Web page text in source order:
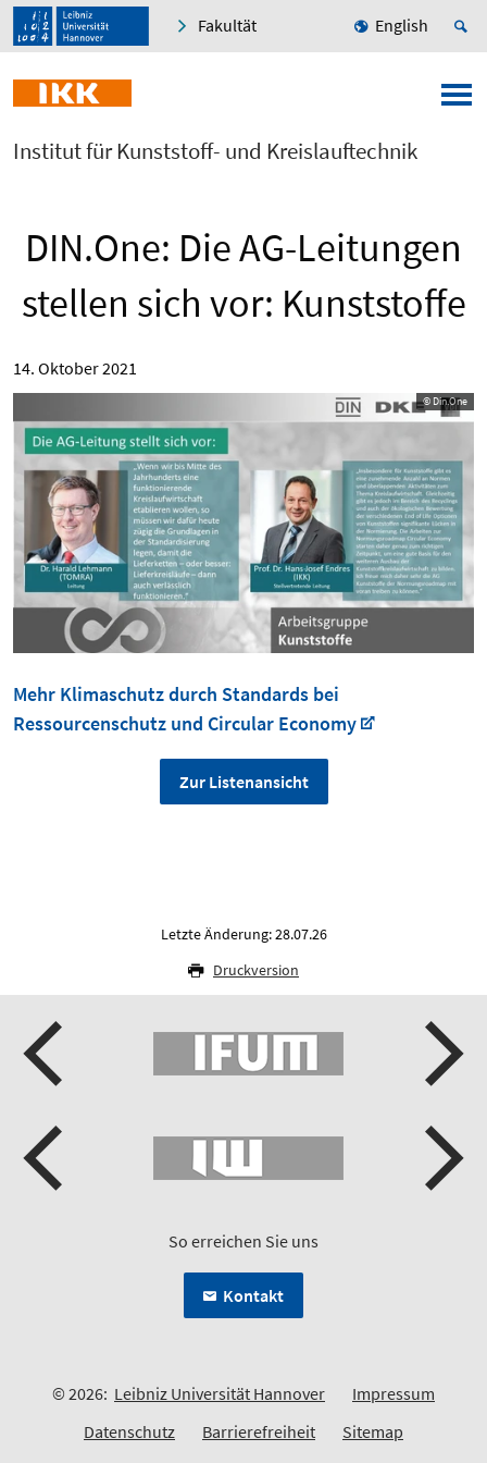
Fakultät English
Institut für Kunststoff- und Kreislauftechnik
DIN.One: Die AG-Leitungen
stellen sich vor: Kunststoffe
14. Oktober 2021
© Din.One
Mehr Klimaschutz durch Standards bei
Ressourcenschutz und Circular Economy
Zur Listenansicht
Letzte Änderung: 28.07.26
Druckversion
So erreichen Sie uns
Kontakt
© 2026: Leibniz Universität Hannover
Impressum
Datenschutz
Barrierefreiheit Sitemap